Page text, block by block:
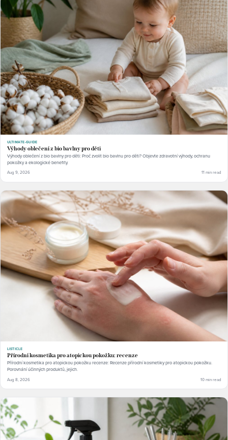
ULTIMATE-GUIDE
Výhody oblečení z bio bavlny pro děti
Výhody oblečení z bio bavlny pro děti: Proč zvolit bio bavlnu pro děti? Objevte zdravotní výhody, ochranu
pokožky a ekologické benefity.
Aug 9, 2026 11 min read
LISTICLE
Přírodní kosmetika pro atopickou pokožku: recenze
Přírodní kosmetika pro atopickou pokožku recenze: Recenze přírodní kosmetiky pro atopickou pokožku.
Porovnání účinných produktů, jejich.
Aug 8, 2026 10 min read